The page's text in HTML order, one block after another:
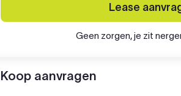
Lease
Geen zorgen, je zit
Koop aanvragen